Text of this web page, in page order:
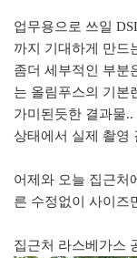
업무용으로 쓰일
까지 기대하게 만드
좀더 세부적인 부분
는 올림푸스의 기본
가미된듯한 결과물
상태에서 실제 촬영
어제와 오늘 집근처
른 수정없이 사이즈
집근처 라스베가스